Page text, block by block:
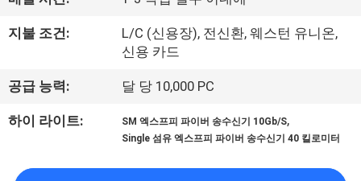
대
하
여
공
장
지불 조건:
L/C (신용장), 전신환, 웨스턴 유니온,
신용 카드
공급 능력: 달 당 10,000 PC
하이 라이트: SM 엑스프피 파이버 송수신기 10Gb/S,
Single 섬유 엑스프피 파이버 송수신기 40 킬로미터